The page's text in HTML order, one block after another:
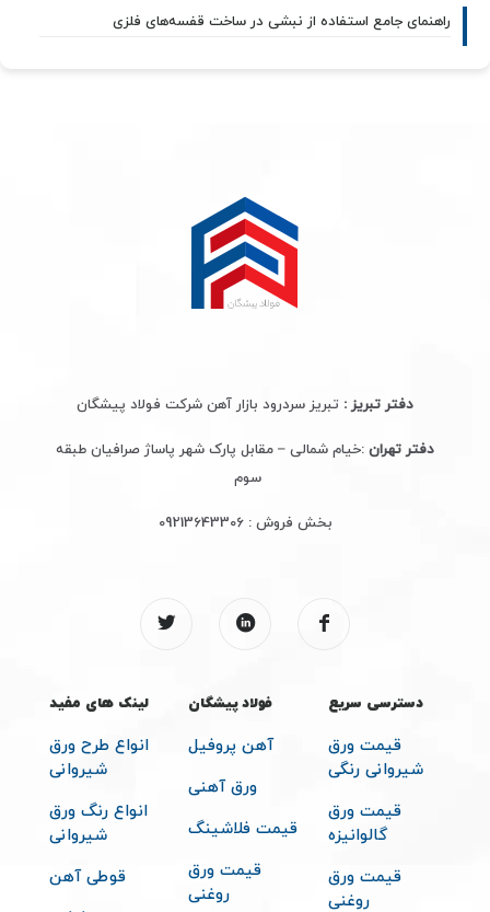
راهنمای جامع استفاده از نبشی در ساخت قفسه‌های فلزی
دفتر تبریز : تبریز سردرود بازار آهن شرکت فولاد پیشگان
دفتر تهران :خیام شمالی – مقابل پارک شهر پاساژ صرافیان طبقه
سوم
بخش فروش :09213643306
دسترسی سریع
قیمت ورق
شیروانی رنگی
قیمت ورق
گالوانیزه
قیمت ورق
روغنی
فولاد پیشگان
آهن پروفیل
ورق آهنی
قیمت فلاشینگ
قیمت ورق
روغنی
لینک های مفید
انواع طرح ورق
شیروانی
انواع رنگ ورق
شیروانی
قوطی آهن